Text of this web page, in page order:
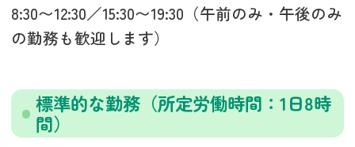
8:30〜12:30／15:30〜19:30（午前のみ・午後のみ
の勤務も歓迎します）
標準的な勤務（所定労働時間：1日8時
間）